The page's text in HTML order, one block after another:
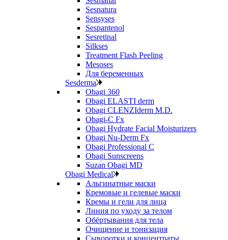
Sesnatura
Sensyses
Sespantenol
Sesretinal
Silkses
Treatment Flash Peeling
Mesoses
Для беременных
Sesderma
Obagi 360
Obagi ELASTI derm
Obagi CLENZIderm M.D.
Obagi-C Fx
Obagi Hydrate Facial Moisturizers
Obagi Nu-Derm Fx
Obagi Professional C
Obagi Sunscreens
Suzan Obagi MD
Obagi Medical
Альгинатные маски
Кремовые и гелевые маски
Кремы и гели для лица
Линия по уходу за телом
Обёртывания для тела
Очищение и тонизация
Сыворотки и концентраты